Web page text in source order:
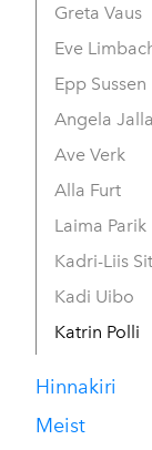
Greta Vaus
Eve
Epp Sussen
Angela
Ave Verk
Alla Furt
Laima Parik
Kadri-Liis
Kadi Uibo
Katrin Polli
Hinnakiri
Meist